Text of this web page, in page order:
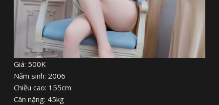
Giá: 500K
Năm sinh: 2006
Chiều cao: 155cm
Cân nặng: 45kg